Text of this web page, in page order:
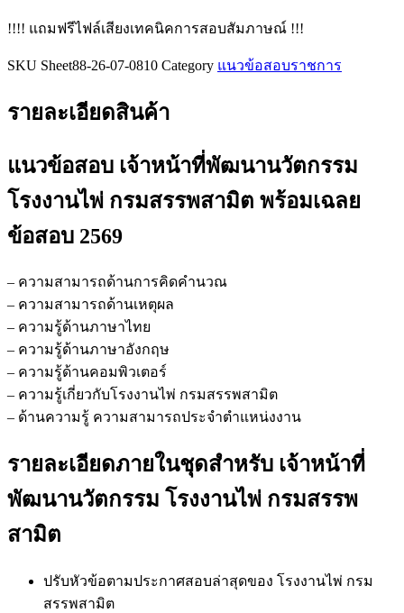
สามิต
!!!! แถมฟรีไฟล์เสียงเทคนิคการสอบสัมภาษณ์ !!!
SKU Sheet88-26-07-0810 Category แนวข้อสอบราชการ
รายละเอียดสินค้า
แนวข้อสอบ เจ้าหน้าที่พัฒนานวัตกรรม
โรงงานไพ่ กรมสรรพสามิต พร้อมเฉลย
ข้อสอบ 2569
– ความสามารถด้านการคิดคำนวณ
– ความสามารถด้านเหตุผล
– ความรู้ด้านภาษาไทย
– ความรู้ด้านภาษาอังกฤษ
– ความรู้ด้านคอมพิวเตอร์
– ความรู้เกี่ยวกับโรงงานไพ่ กรมสรรพสามิต
– ด้านความรู้ ความสามารถประจำตำแหน่งงาน
รายละเอียดภายในชุดสำหรับ เจ้าหน้าที่
พัฒนานวัตกรรม โรงงานไพ่ กรมสรรพ
สามิต
ปรับหัวข้อตามประกาศสอบล่าสุดของ โรงงานไพ่ กรม
สรรพสามิต